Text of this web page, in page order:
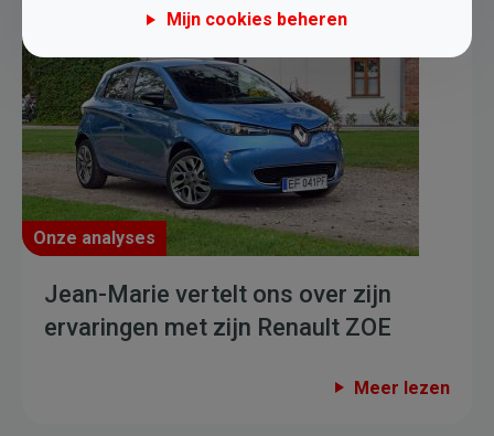
Onze analyses
Jean-Marie vertelt ons over zijn
ervaringen met zijn Renault ZOE
Meer lezen
Mijn cookies beheren